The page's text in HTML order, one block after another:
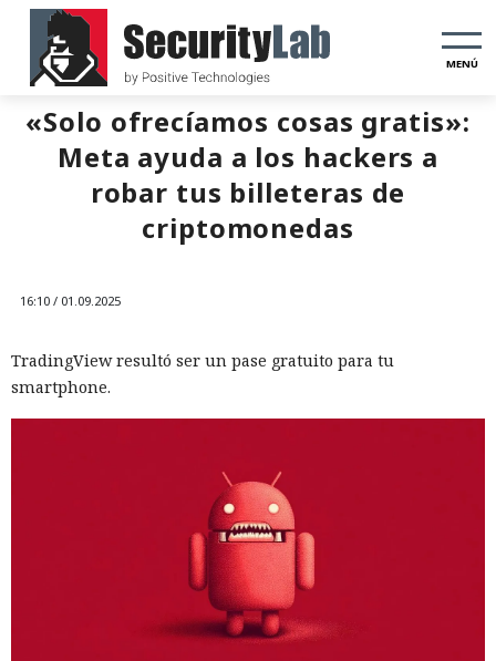
MENÚ
«Solo ofrecíamos cosas gratis»:
Meta ayuda a los hackers a
robar tus billeteras de
criptomonedas
16:10 / 01.09.2025
TradingView resultó ser un pase gratuito para tu
smartphone.